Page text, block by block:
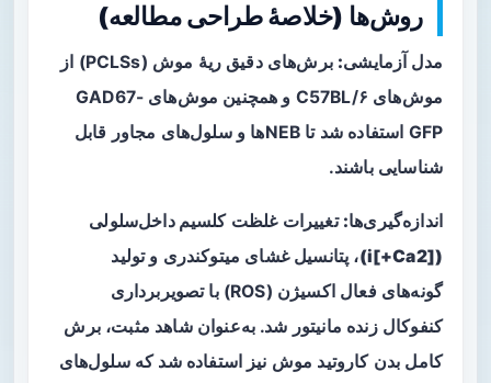
روش‌ها (خلاصهٔ طراحی مطالعه)
مدل آزمایشی:
برش‌های دقیق ریهٔ موش (PCLSs) از
موش‌های C57BL/۶ و همچنین موش‌های GAD67-
GFP استفاده شد تا NEBها و سلول‌های مجاور قابل
شناسایی باشند.
اندازه‌گیری‌ها: تغییرات غلظتکلسیم داخل‌سلولی
([Ca2+]i)
، پتانسیل غشای میتوکندری و تولید
گونه‌های فعال اکسیژن (ROS) با تصویربرداری
کنفوکال زنده مانیتور شد. به‌عنوان شاهد مثبت، برش
کامل بدن کاروتید موش نیز استفاده شد که سلول‌های